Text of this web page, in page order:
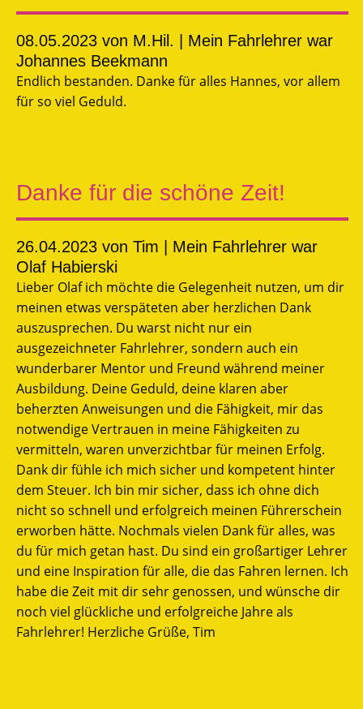
08.05.2023 von M.Hil. | Mein Fahrlehrer war
Johannes Beekmann
Endlich bestanden. Danke für alles Hannes, vor allem
für so viel Geduld.
Danke für die schöne Zeit!
26.04.2023 von Tim | Mein Fahrlehrer war
Olaf Habierski
Lieber Olaf ich möchte die Gelegenheit nutzen, um dir
meinen etwas verspäteten aber herzlichen Dank
auszusprechen. Du warst nicht nur ein
ausgezeichneter Fahrlehrer, sondern auch ein
wunderbarer Mentor und Freund während meiner
Ausbildung. Deine Geduld, deine klaren aber
beherzten Anweisungen und die Fähigkeit, mir das
notwendige Vertrauen in meine Fähigkeiten zu
vermitteln, waren unverzichtbar für meinen Erfolg.
Dank dir fühle ich mich sicher und kompetent hinter
dem Steuer. Ich bin mir sicher, dass ich ohne dich
nicht so schnell und erfolgreich meinen Führerschein
erworben hätte. Nochmals vielen Dank für alles, was
du für mich getan hast. Du sind ein großartiger Lehrer
und eine Inspiration für alle, die das Fahren lernen. Ich
habe die Zeit mit dir sehr genossen, und wünsche dir
noch viel glückliche und erfolgreiche Jahre als
Fahrlehrer! Herzliche Grüße, Tim